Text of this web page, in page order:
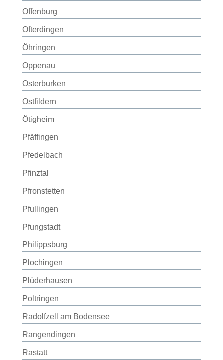
Offenburg
Ofterdingen
Öhringen
Oppenau
Osterburken
Ostfildern
Ötigheim
Pfäffingen
Pfedelbach
Pfinztal
Pfronstetten
Pfullingen
Pfungstadt
Philippsburg
Plochingen
Plüderhausen
Poltringen
Radolfzell am Bodensee
Rangendingen
Rastatt